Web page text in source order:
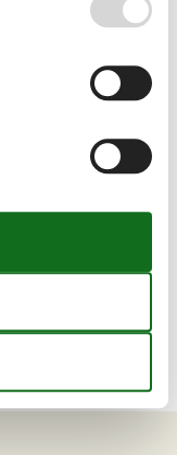
Sommerhus Egmond aan Zee med hund
Sommerhus Julianadorp med hund